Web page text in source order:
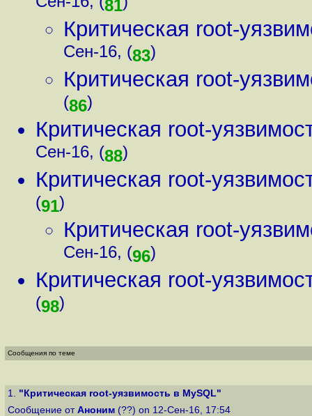
81
Критическая root-
Сен-16, (83)
Критическая root-
(86)
Критическая root-
Сен-16, (88)
Критическая root-
(91)
Критическая root-
Сен-16, (96)
Критическая root-
(98)
Сообщения по теме
1. "Критическая root-уязвимость в MySQL"
Сообщение от Аноним (??) on 12-Сен-16, 17:54